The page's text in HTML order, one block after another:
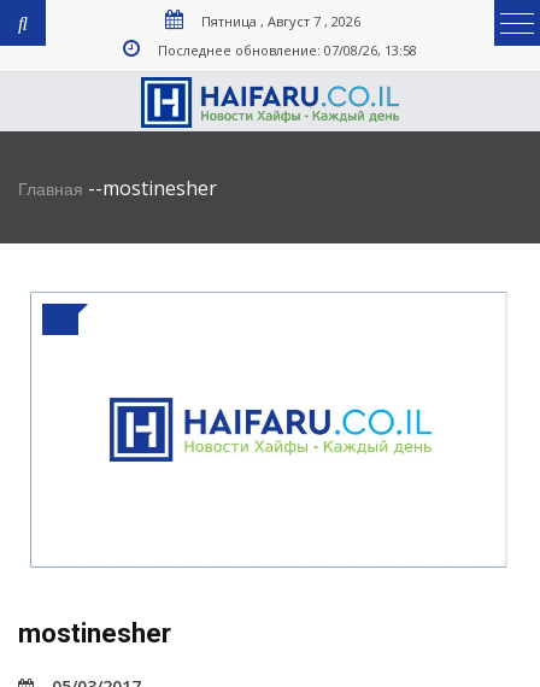
Пятница , Август 7 , 2026
Последнее обновление: 07/08/26, 13:58
Главная --mostinesher
mostinesher